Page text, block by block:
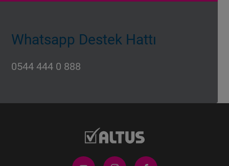
Whatsapp Destek Hattı
0544 444 0 888